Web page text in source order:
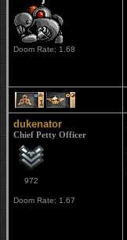
Doom Rate: 1.68
1 1
dukenator
Chief Petty Officer
972
Doom Rate: 1.67